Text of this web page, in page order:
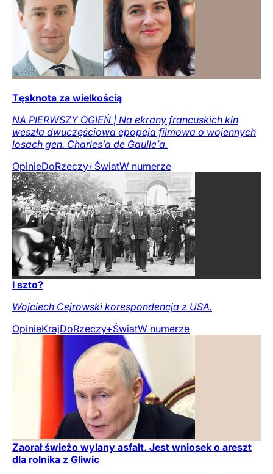
Tęsknota za wielkością
NA PIERWSZY OGIEŃ | Na ekrany francuskich kin
weszła dwuczęściowa epopeja filmowa o wojennych
losach gen. Charles’a de Gaulle’a.
OpinieDoRzeczy+ŚwiatW numerze
I szto?
Wojciech Cejrowski korespondencja z USA.
OpinieKrajDoRzeczy+ŚwiatW numerze
Zaorał świeżo wylany asfalt. Jest wniosek o areszt
dla rolnika z Gliwic